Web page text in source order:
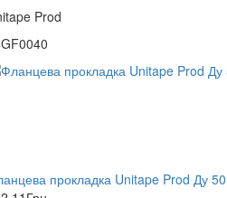
Prod
прокладка Unitape Prod Ду 50